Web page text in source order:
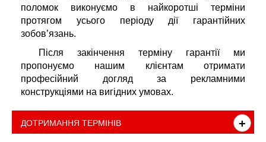
поломок виконуємо в найкоротші терміни
протягом усього періоду дії гарантійних
зобов’язань.
Після закінчення терміну гарантії ми
пропонуємо нашим клієнтам отримати
професійний догляд за рекламними
конструкціями на вигідних умовах.
ДОТРИМАННЯ ТЕРМІНІВ +